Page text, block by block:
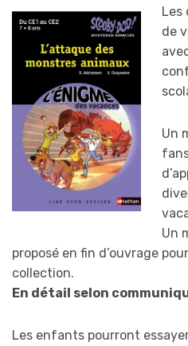
Les
de
Un
Un
proposé en fin d’ouvrage
collection.
En détail selon
Les enfants pourront